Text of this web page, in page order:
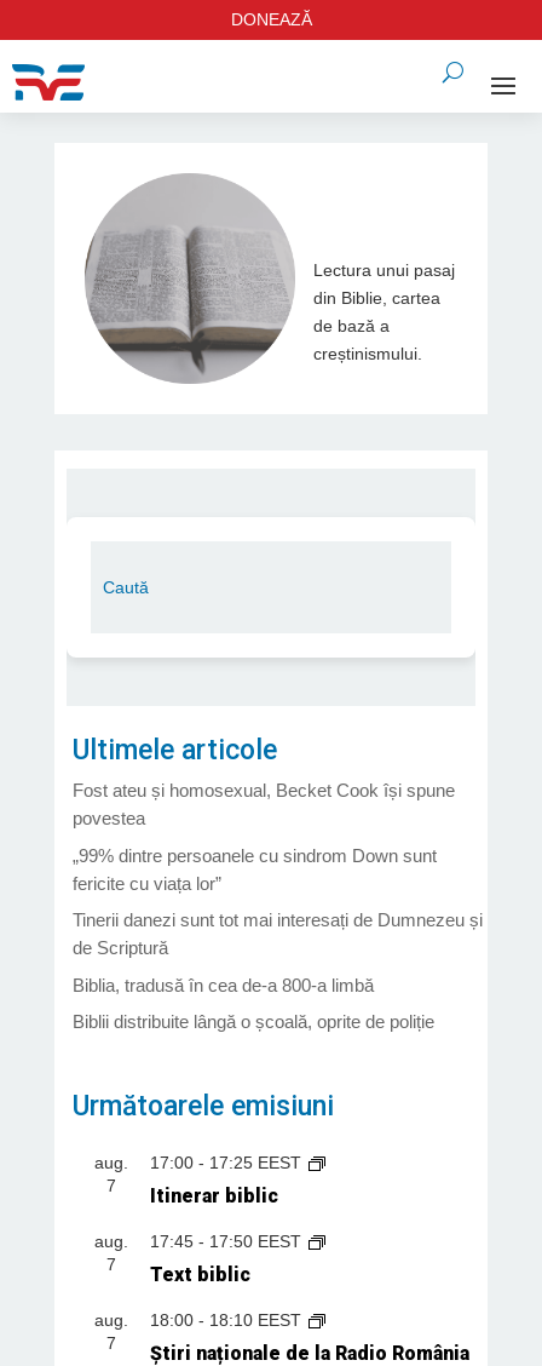
DONEAZĂ
Lectura unui pasaj
din Biblie, cartea
de bază a
creștinismului.
Ultimele articole
Fost ateu și homosexual, Becket Cook își spune
povestea
„99% dintre persoanele cu sindrom Down sunt
fericite cu viața lor”
Tinerii danezi sunt tot mai interesați de Dumnezeu și
de Scriptură
Biblia, tradusă în cea de-a 800-a limbă
Biblii distribuite lângă o școală, oprite de poliție
Următoarele emisiuni
aug.
7
17:00- 17:25 EEST
Itinerar biblic
aug.
7
17:45- 17:50 EEST
Text biblic
aug.
7
18:00- 18:10 EEST
Știri naționale de la Radio România